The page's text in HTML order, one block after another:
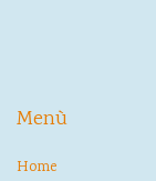
Menù
Home